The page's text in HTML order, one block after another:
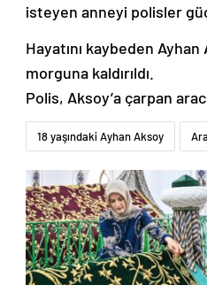
isteyen anneyi polisler
Hayatını kaybeden
morguna kaldırıldı.
Polis, Aksoy’a çarpan
18 yaşındaki Ayhan Aksoy